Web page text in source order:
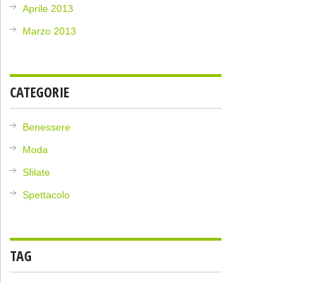
Aprile 2013
Marzo 2013
CATEGORIE
Benessere
Moda
Sfilate
Spettacolo
TAG